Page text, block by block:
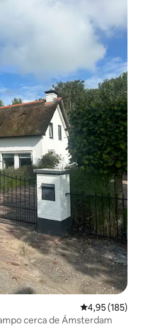
Calificación
4,95 (185)
cerca de Ámsterdam